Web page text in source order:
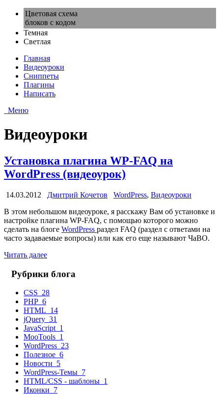
Цветовая схема
блоков с кодом
Темная
Светлая
Главная
Видеоуроки
Сниппеты
Плагины
Написать
Меню
Видеоуроки
Установка плагина WP-FAQ на
WordPress (видеоурок)
14.03.2012 Дмитрий Кочетов WordPress, Видеоуроки
В этом небольшом видеоуроке, я расскажу Вам об установке и
настройке плагина WP-FAQ, с помощью которого можно
сделать на блоге WordPress раздел FAQ (раздел с ответами на
часто задаваемые вопросы) или как его еще называют ЧаВО.
Читать далее
Рубрики блога
CSS 28
PHP 6
HTML 14
jQuery 31
JavaScript 1
MooTools 1
WordPress 23
Полезное 6
Новости 5
WordPress-Темы 7
HTML/CSS - шаблоны 1
Иконки 7